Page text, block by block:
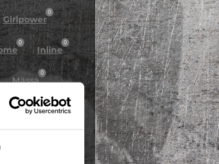
Girlpower
0
0
Inline
0
Mässa
0
0